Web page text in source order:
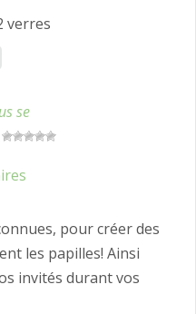
verres
se
pour créer des
les papilles! Ainsi
invités durant vos